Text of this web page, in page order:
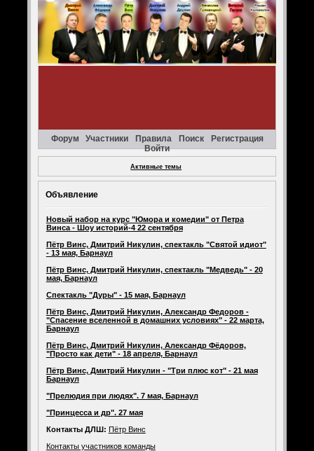
Форум Участники Правила Поиск
Регистрация
Войти
Активные темы
Объявление
Новый набор на курс "Юмора и комедии" от Петра
Винса - Шоу историй-4 22 сентября
Пётр Винс, Дмитрий Никулин, спектакль "Святой идиот"
- 13 мая, Барнаул
Пётр Винс, Дмитрий Никулин, спектакль "Медведь" - 20
мая, Барнаул
Спектакль "Дуры" - 15 мая, Барнаул
Пётр Винс, Дмитрий Никулин, Александр Федоров -
"Спасение вселенной в домашних условиях" - 22 марта,
Барнаул
Пётр Винс, Дмитрий Никулин, Александр Фёдоров,
"Просто как дети" - 18 апреля, Барнаул
Пётр Винс, Дмитрий Никулин - "Три плюс кот" - 21 мая
Барнаул
"Прелюдия при людях". 7 мая, Барнаул
"Принцесса и др". 27 мая
Контакты ДЛШ: Пётр Винс
Контакты участников команды